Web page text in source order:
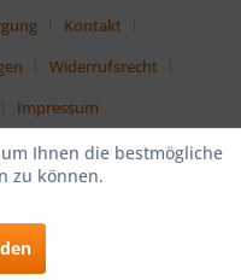
Kontakt
Widerrufsrecht
Impressum
Ihnen die bestmögliche
zu können.